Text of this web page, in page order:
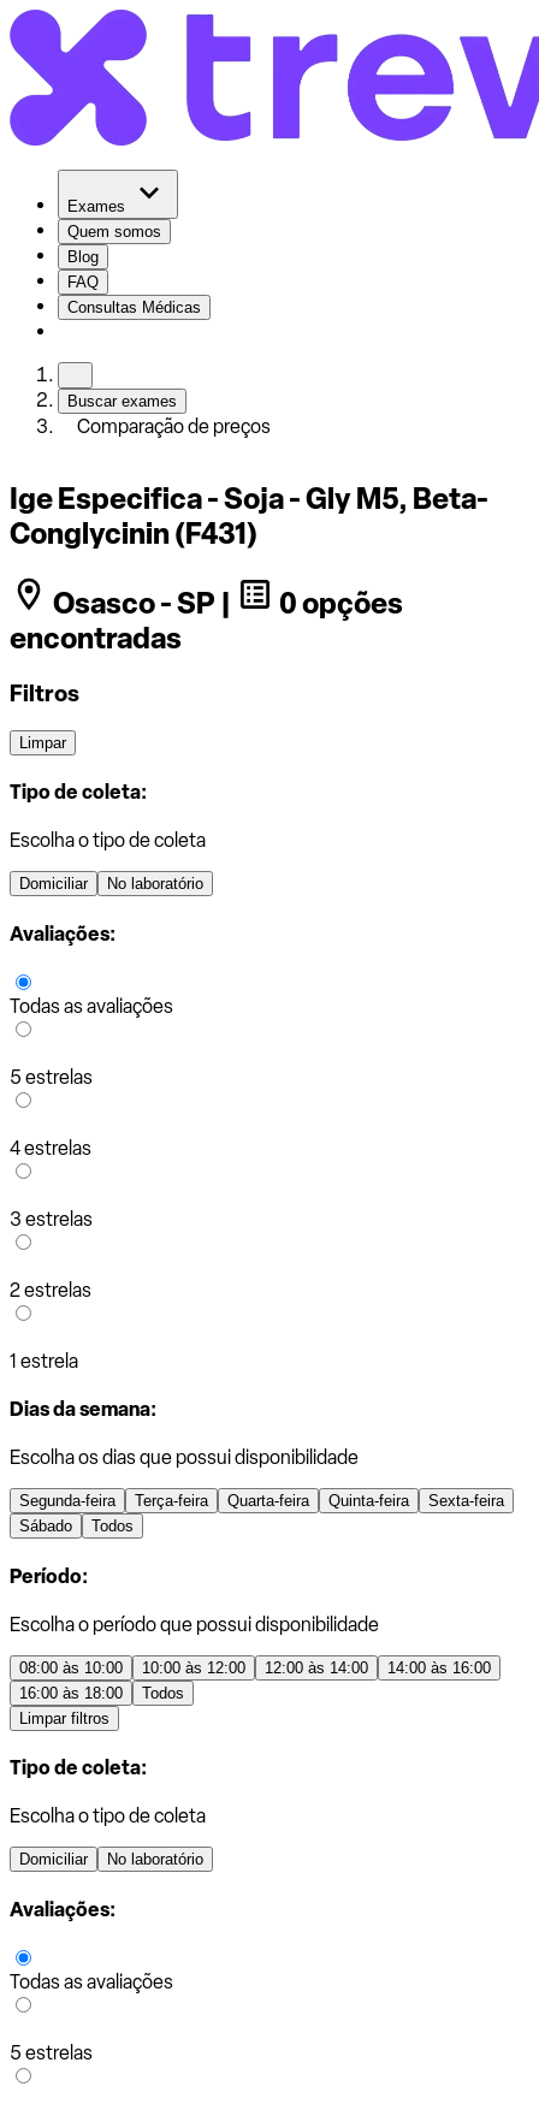
Exames
Quem somos
Blog
FAQ
Consultas Médicas
Buscar exames
Comparação de preços
Ige Especifica - Soja - Gly M5, Beta-
Conglycinin (F431)
Osasco - SP |
0 opções
encontradas
Filtros
Limpar
Tipo de coleta:
Escolha o tipo de coleta
Domiciliar No laboratório
Avaliações:
Todas as avaliações
5 estrelas
4 estrelas
3 estrelas
2 estrelas
1 estrela
Dias da semana:
Escolha os dias que possui disponibilidade
Segunda-feira Terça-feira Quarta-feira Quinta-feira
Sexta-feira
Sábado
Todos
Período:
Escolha o período que possui disponibilidade
08:00 às 10:00 10:00 às 12:00 12:00 às 14:00
14:00 às 16:00
16:00 às 18:00
Todos
Limpar filtros
Tipo de coleta:
Escolha o tipo de coleta
Domiciliar No laboratório
Avaliações:
Todas as avaliações
5 estrelas